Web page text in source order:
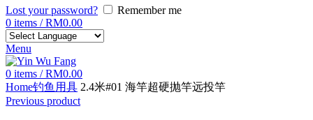
Lost your password?
Remember me
0 items / RM0.00
Menu
0 items / RM0.00
Home钓鱼用具 2.4米#01 海竿超硬抛竿远投竿
Previous product